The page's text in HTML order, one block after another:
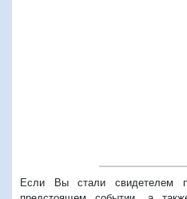
Если Вы стали свидетелем